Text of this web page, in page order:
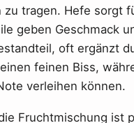
zu tragen. Hefe sorgt
geben Geschmack
oft ergänzt
feinen Biss,
verleihen können.
Fruchtmischung ist